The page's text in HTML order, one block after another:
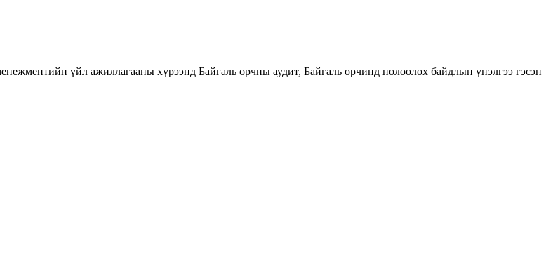
үйл ажиллагааны хүрээнд Байгаль орчны аудит, Байгаль орчинд нөлөөлөх байдлын үнэлгээ гэсэн